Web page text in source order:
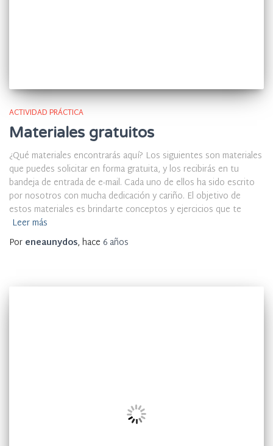
ACTIVIDAD PRÁCTICA
Materiales gratuitos
¿Qué materiales encontrarás aquí? Los siguientes son materiales
que puedes solicitar en forma gratuita, y los recibirás en tu
bandeja de entrada de e-mail. Cada uno de ellos ha sido escrito
por nosotros con mucha dedicación y cariño. El objetivo de
estos materiales es brindarte conceptos y ejercicios que te
Leer más
Por eneaunydos, hace 6 años